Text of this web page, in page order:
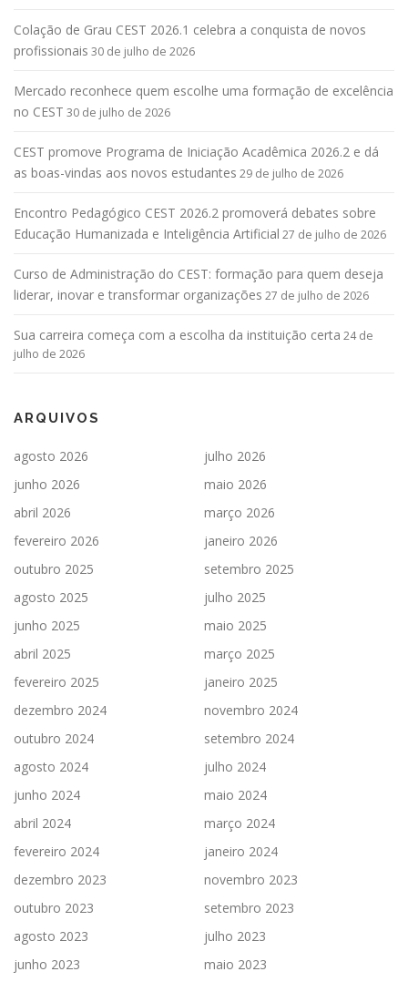
Colação de Grau CEST 2026.1 celebra a conquista de novos
profissionais 30 de julho de 2026
Mercado reconhece quem escolhe uma formação de excelência
no CEST 30 de julho de 2026
CEST promove Programa de Iniciação Acadêmica 2026.2 e dá
as boas-vindas aos novos estudantes 29 de julho de 2026
Encontro Pedagógico CEST 2026.2 promoverá debates sobre
Educação Humanizada e Inteligência Artificial 27 de julho de 2026
Curso de Administração do CEST: formação para quem deseja
liderar, inovar e transformar organizações 27 de julho de 2026
Sua carreira começa com a escolha da instituição certa 24 de
julho de 2026
ARQUIVOS
agosto 2026
julho 2026
junho 2026
maio 2026
abril 2026
março 2026
fevereiro 2026
janeiro 2026
outubro 2025
setembro 2025
agosto 2025
julho 2025
junho 2025
maio 2025
abril 2025
março 2025
fevereiro 2025
janeiro 2025
dezembro 2024
novembro 2024
outubro 2024
setembro 2024
agosto 2024
julho 2024
junho 2024
maio 2024
abril 2024
março 2024
fevereiro 2024
janeiro 2024
dezembro 2023
novembro 2023
outubro 2023
setembro 2023
agosto 2023
julho 2023
junho 2023
maio 2023